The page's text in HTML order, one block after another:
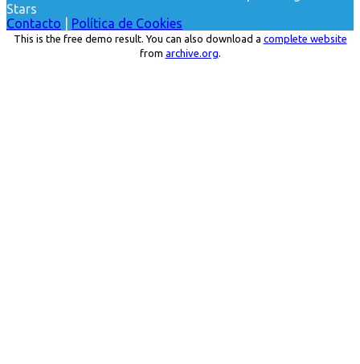
Stars
Contacto
Política de Cookies
This is the free demo result. You can also download a complete website
from archive.org.